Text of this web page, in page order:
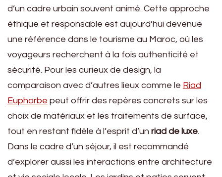
d’un cadre urbain souvent animé. Cette approche
éthique et responsable est aujourd’hui devenue
une référence dans le tourisme au Maroc, où les
voyageurs recherchent à la fois authenticité et
sécurité. Pour les curieux de design, la
comparaison avec d’autres lieux comme le Riad
Euphorbe peut offrir des repères concrets sur les
choix de matériaux et les traitements de surface,
tout en restant fidèle à l’esprit d’un riad de luxe.
Dans le cadre d’un séjour, il est recommandé
d’explorer aussi les interactions entre architecture